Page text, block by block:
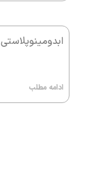
ابدومینوپلاستی
ادامه مطلب